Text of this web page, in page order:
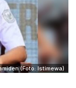
(Foto: Istimewa)